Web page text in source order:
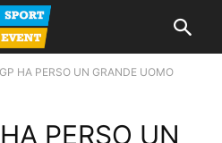
HA PERSO UN GRANDE UOMO
PERSO UN